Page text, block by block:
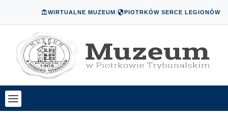
WIRTUALNE MUZEUM| PIOTRKÓW SERCE LEGIONÓW